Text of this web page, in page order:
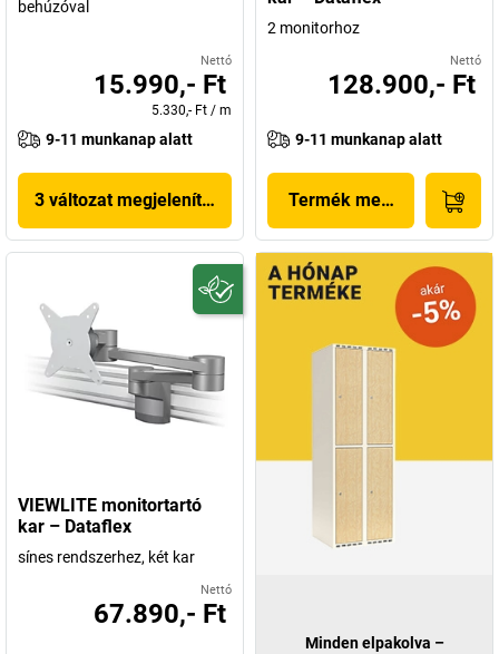
behúzóval
Nettó
15.990,- Ft
5.330,- Ft / m
9-11 munkanap alatt
3 változat megjelenítése
2 monitorhoz
Nettó
128.900,- Ft
9-11 munkanap alatt
Termék megjelenítése
VIEWLITE monitortartó
kar – Dataflex
sínes rendszerhez, két kar
Nettó
67.890,- Ft
Minden elpakolva –